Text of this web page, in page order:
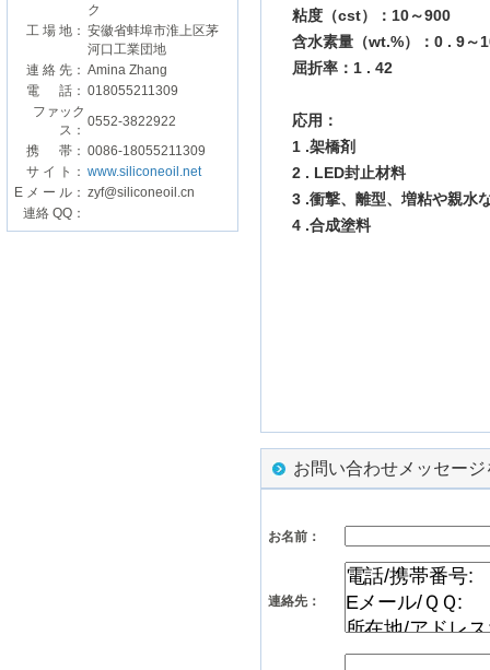
ク
工 場 地： 安徽省蚌埠市淮上区茅
河口工業団地
連 絡 先： Amina Zhang
電 話： 018055211309
ファック
ス：
0552-3822922
携 帯： 0086-18055211309
サ イ ト： www.siliconeoil.net
E メ ー ル： zyf@siliconeoil.cn
連絡 QQ：
粘度 （cst）： 10～900
含水素量（wt.%）：0 . 9～
屈折率 ： 1 . 42
応用 ：
1 .架橋剤
2 . LED封止材料
3 .衝撃、離型、増粘や親水
4 .合成塗料
お問い合わせメッセー
お名前：
連絡先：